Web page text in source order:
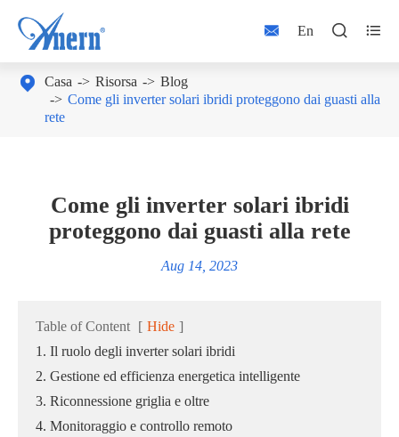
 En  
 Casa Risorsa
Blog
Come gli inverter solari ibridi proteggono dai guasti alla
rete
Come gli inverter solari ibridi
proteggono dai guasti alla rete
Aug 14, 2023
Table of Content [ Hide ]
1. Il ruolo degli inverter solari ibridi
2. Gestione ed efficienza energetica intelligente
3. Riconnessione griglia e oltre
4. Monitoraggio e controllo remoto